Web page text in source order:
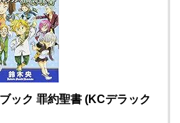
ック 罪約聖書 (KCデラック